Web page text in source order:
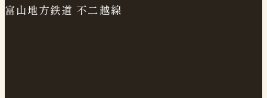
富山地方鉄道 不二越線